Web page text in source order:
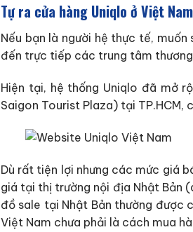
Tự ra cửa hàng Uniqlo ở Việt
Nếu bạn là người hệ thực tế,
đến trực tiếp các trung tâm
Hiện tại, hệ thống Uniqlo đã mở
Saigon Tourist Plaza) tại TP.HCM,
Dù rất tiện lợi nhưng các mức giá
giá tại thị trường nội địa Nhật Bản
đồ sale tại Nhật Bản thường được
Việt Nam chưa phải là cách mua